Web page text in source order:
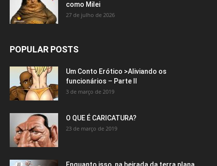
como Milei
27 de julho de 2026
POPULAR POSTS
Um Conto Erótico >Aliviando os
funcionários – Parte II
3 de março de 2019
O QUE É CARICATURA?
23 de março de 2019